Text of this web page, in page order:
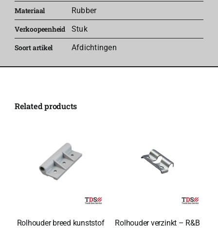
Materiaal
Rubber
Verkoopeenheid
Stuk
Soort artikel
Afdichtingen
Related products
Rolhouder breed kunststof
Rolhouder verzinkt – R&B